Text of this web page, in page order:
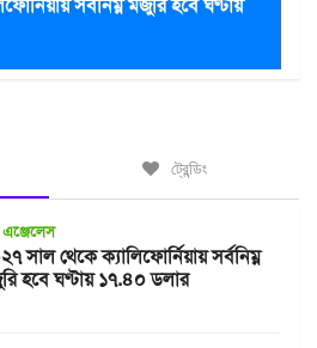
সর্বনিম্ন মজুরি হবে ঘণ্টায়
ট্রেন্ডিং
সাল থেকে ক্যালিফোর্নিয়ায় সর্বনিম্ন
হবে ঘণ্টায় ১৭.৪০ ডলার